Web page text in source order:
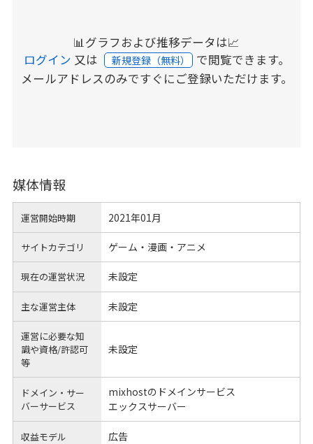
📊グラフおよび推移データは📈
ログイン 又は 新規登録（無料） で閲覧できます。
メールアドレスのみですぐにご登録いただけます。
媒体情報
運営開始時期 2021年01月
サイトカテゴリ ゲーム・漫画・アニメ
現在の運営状況 未設定
主な運営主体 未設定
運営に必要な知
識や資格/許認可
等
未設定
ドメイン・サー
バーサービス
mixhostのドメインサービス
エックスサーバー
収益モデル 広告